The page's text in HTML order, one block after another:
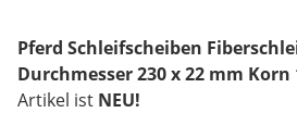
Pferd Schleifscheiben
Durchmesser 230 x 22 mm Korn
Artikel ist NEU!